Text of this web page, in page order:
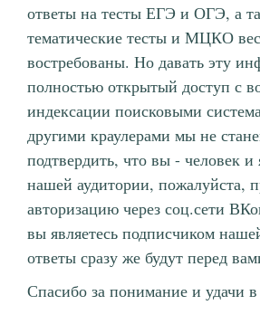
ответы на тесты ЕГЭ и ОГЭ, а
тематические тесты и МЦКО
востребованы. Но давать эту
полностью открытый доступ с
индексации поисковыми
другими краулерами мы не
подтвердить, что вы - человек и
нашей аудитории, пожалуйста,
авторизацию через соц.сети
вы являетесь подписчиком
ответы сразу же будут перед
Спасибо за понимание и удачи